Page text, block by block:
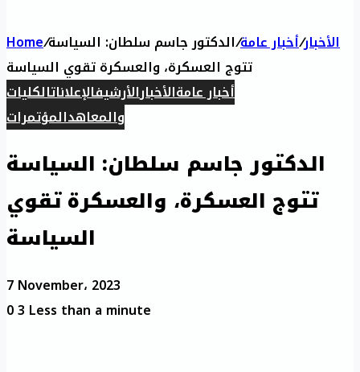
Home/ الأخبار/أخبار عامة/الدكتور جاسم سلطان: السياسة
تتوج العسكرة، والعسكرة تقوي السياسة
أخبار عامةالأخبارالأرشيفالإعلاناتالكليات
والمعاهدالمؤتمرات
الدكتور جاسم سلطان: السياسة
تتوج العسكرة، والعسكرة تقوي
السياسة
7 November، 2023
03 Less than a minute